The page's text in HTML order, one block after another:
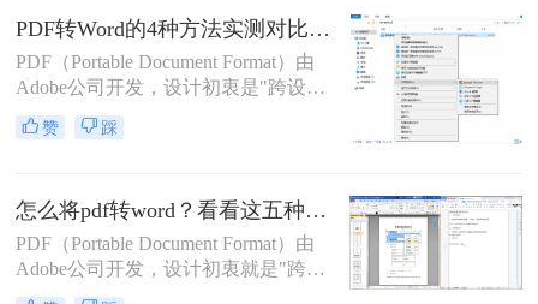
助你高效完成转换。
PDF转Word的4种方法实测对比（附还原度对比表）！
PDF（Portable Document Format）由
Adobe公司开发，设计初衷是"跨设备
一致性呈现"——无论在什么设备上
打开，排版都完全一样。这个优点也
位置，而Word是流式排版，内容从上
到下流动、自动换行。
赞 踩
怎么将pdf转word？看看这五种转换方法！
PDF（Portable Document Format）由
Adobe公司开发，设计初衷就是"跨设
备一致性呈现"——无论在什么设备